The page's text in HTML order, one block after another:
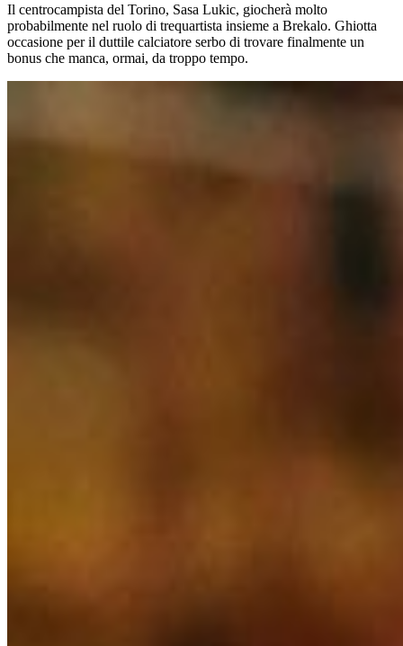
Il centrocampista del Torino, Sasa Lukic, giocherà molto
probabilmente nel ruolo di trequartista insieme a Brekalo. Ghiotta
occasione per il duttile calciatore serbo di trovare finalmente un
bonus che manca, ormai, da troppo tempo.